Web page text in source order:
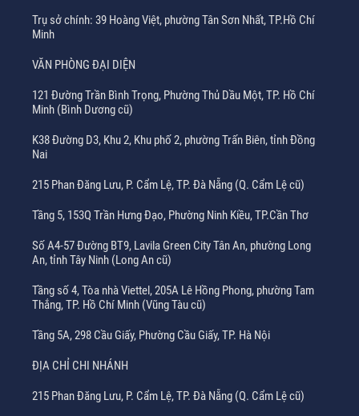
Trụ sở chính: 39 Hoàng Việt, phường Tân Sơn Nhất, TP.Hồ Chí
Minh
VĂN PHÒNG ĐẠI DIỆN
121 Đường Trần Bình Trọng, Phường Thủ Dầu Một, TP. Hồ Chí
Minh (Bình Dương cũ)
K38 Đường D3, Khu 2, Khu phố 2, phường Trấn Biên, tỉnh Đồng
Nai
215 Phan Đăng Lưu, P. Cẩm Lệ, TP. Đà Nẵng (Q. Cẩm Lệ cũ)
Tầng 5, 153Q Trần Hưng Đạo, Phường Ninh Kiều, TP.Cần Thơ
Số A4-57 Đường BT9, Lavila Green City Tân An, phường Long
An, tỉnh Tây Ninh (Long An cũ)
Tầng số 4, Tòa nhà Viettel, 205A Lê Hồng Phong, phường Tam
Thắng, TP. Hồ Chí Minh (Vũng Tàu cũ)
Tầng 5A, 298 Cầu Giấy, Phường Cầu Giấy, TP. Hà Nội
ĐỊA CHỈ CHI NHÁNH
215 Phan Đăng Lưu, P. Cẩm Lệ, TP. Đà Nẵng (Q. Cẩm Lệ cũ)